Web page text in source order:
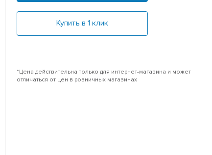
Купить в 1 клик
*Цена действительна только для интернет-магазина и может
отличаться от цен в розничных магазинах